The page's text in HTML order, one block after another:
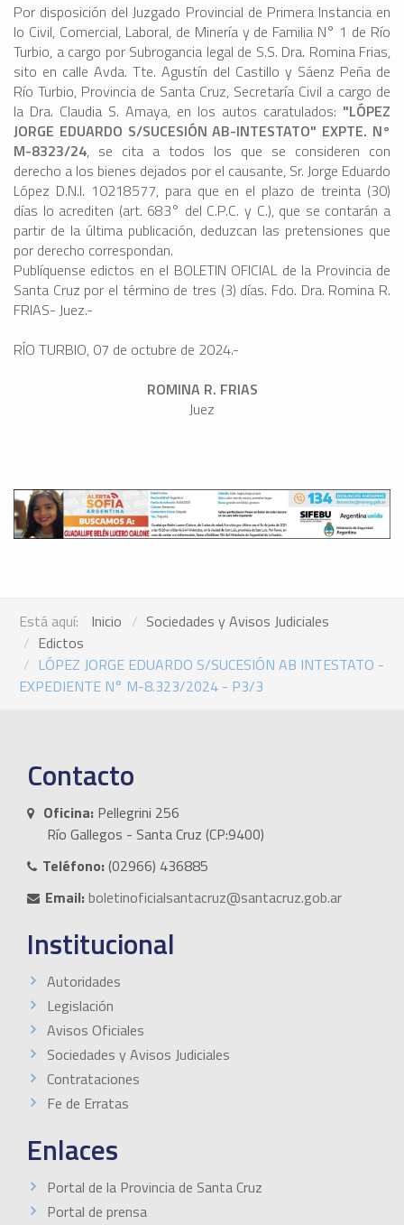
Por disposición del Juzgado Provincial de Primera Instancia en
lo Civil, Comercial, Laboral, de Minería y de Familia N° 1 de Río
Turbio, a cargo por Subrogancia legal de S.S. Dra. Romina Frias,
sito en calle Avda. Tte. Agustín del Castillo y Sáenz Peña de
Río Turbio, Provincia de Santa Cruz, Secretaría Civil a cargo de
la Dra. Claudia S. Amaya, en los autos caratulados: "LÓPEZ
JORGE EDUARDO S/SUCESIÓN AB-INTESTATO" EXPTE. N°
M-8323/24, se cita a todos los que se consideren con
derecho a los bienes dejados por el causante, Sr. Jorge Eduardo
López D.N.I. 10218577, para que en el plazo de treinta (30)
días lo acrediten (art. 683° del C.P.C. y C.), que se contarán a
partir de la última publicación, deduzcan las pretensiones que
por derecho correspondan.
Publíquense edictos en el BOLETIN OFICIAL de la Provincia de
Santa Cruz por el término de tres (3) días. Fdo. Dra. Romina R.
FRIAS- Juez.-
RÍO TURBIO, 07 de octubre de 2024.-
ROMINA R. FRIAS
Juez
Está aquí: Inicio
Sociedades y Avisos Judiciales
Edictos
LÓPEZ JORGE EDUARDO S/SUCESIÓN AB INTESTATO -
EXPEDIENTE N° M-8.323/2024 - P3/3
Contacto
Oficina: Pellegrini 256
Río Gallegos - Santa Cruz (CP:9400)
Teléfono:(02966) 436885
Email:boletinoficialsantacruz@santacruz.gob.ar
Institucional
Autoridades
Legislación
Avisos Oficiales
Sociedades y Avisos Judiciales
Contrataciones
Fe de Erratas
Enlaces
Portal de la Provincia de Santa Cruz
Portal de prensa